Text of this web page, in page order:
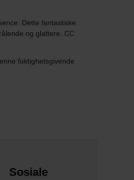
Dette fantastiske
og glattere. CC
fuktighetsgivende
Sosiale